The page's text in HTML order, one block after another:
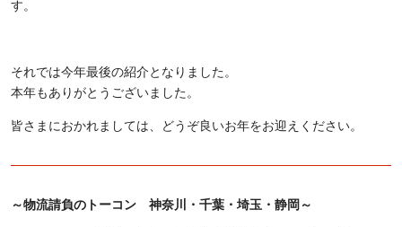
す。
それでは今年最後の紹介となりました。
本年もありがとうございました。
皆さまにおかれましては、どうぞ良いお年をお迎えください。
～物流請負のトーコン 神奈川・千葉・埼玉・静岡～